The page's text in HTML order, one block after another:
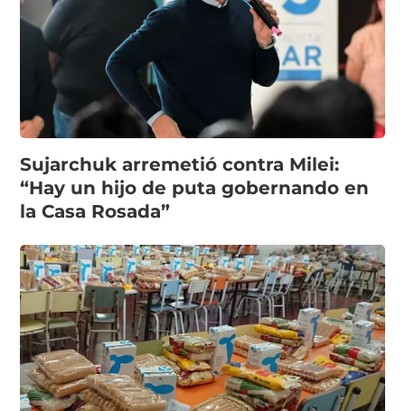
Sujarchuk arremetió contra Milei:
“Hay un hijo de puta gobernando en
la Casa Rosada”